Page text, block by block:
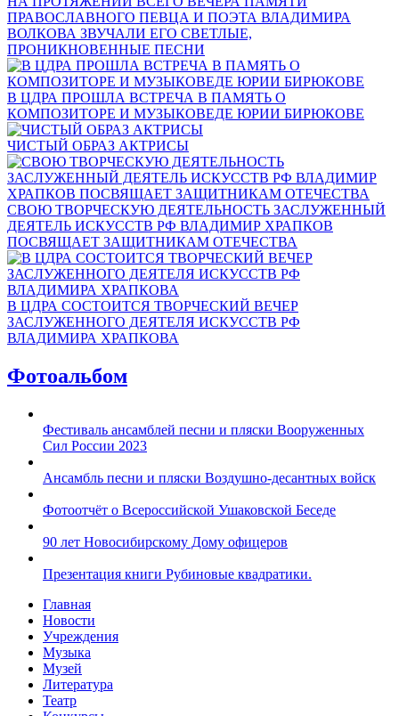
ПРАВОСЛАВНОГО ПЕВЦА И ПОЭТА ВЛАДИМИРА
ВОЛКОВА ЗВУЧАЛИ ЕГО СВЕТЛЫЕ,
ПРОНИКНОВЕННЫЕ ПЕСНИ
В ЦДРА ПРОШЛА ВСТРЕЧА В ПАМЯТЬ О
КОМПОЗИТОРЕ И МУЗЫКОВЕДЕ ЮРИИ БИРЮКОВЕ
ЧИСТЫЙ ОБРАЗ АКТРИСЫ
СВОЮ ТВОРЧЕСКУЮ ДЕЯТЕЛЬНОСТЬ ЗАСЛУЖЕННЫЙ
ДЕЯТЕЛЬ ИСКУССТВ РФ ВЛАДИМИР ХРАПКОВ
ПОСВЯЩАЕТ ЗАЩИТНИКАМ ОТЕЧЕСТВА
В ЦДРА СОСТОИТСЯ ТВОРЧЕСКИЙ ВЕЧЕР
ЗАСЛУЖЕННОГО ДЕЯТЕЛЯ ИСКУССТВ РФ
ВЛАДИМИРА ХРАПКОВА
Фотоальбом
Фестиваль ансамблей песни и пляски Вооруженных
Сил России 2023
Ансамбль песни и пляски Воздушно-десантных войск
Фотоотчёт о Всероссийской Ушаковской Беседе
90 лет Новосибирскому Дому офицеров
Презентация книги Рубиновые квадратики.
Главная
Новости
Учреждения
Музыка
Музей
Литература
Театр